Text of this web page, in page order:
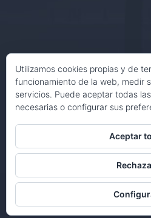
Utilizamos cookies propias y de
funcionamiento de la web, medir
servicios. Puede aceptar todas
necesarias o configurar sus
Aceptar